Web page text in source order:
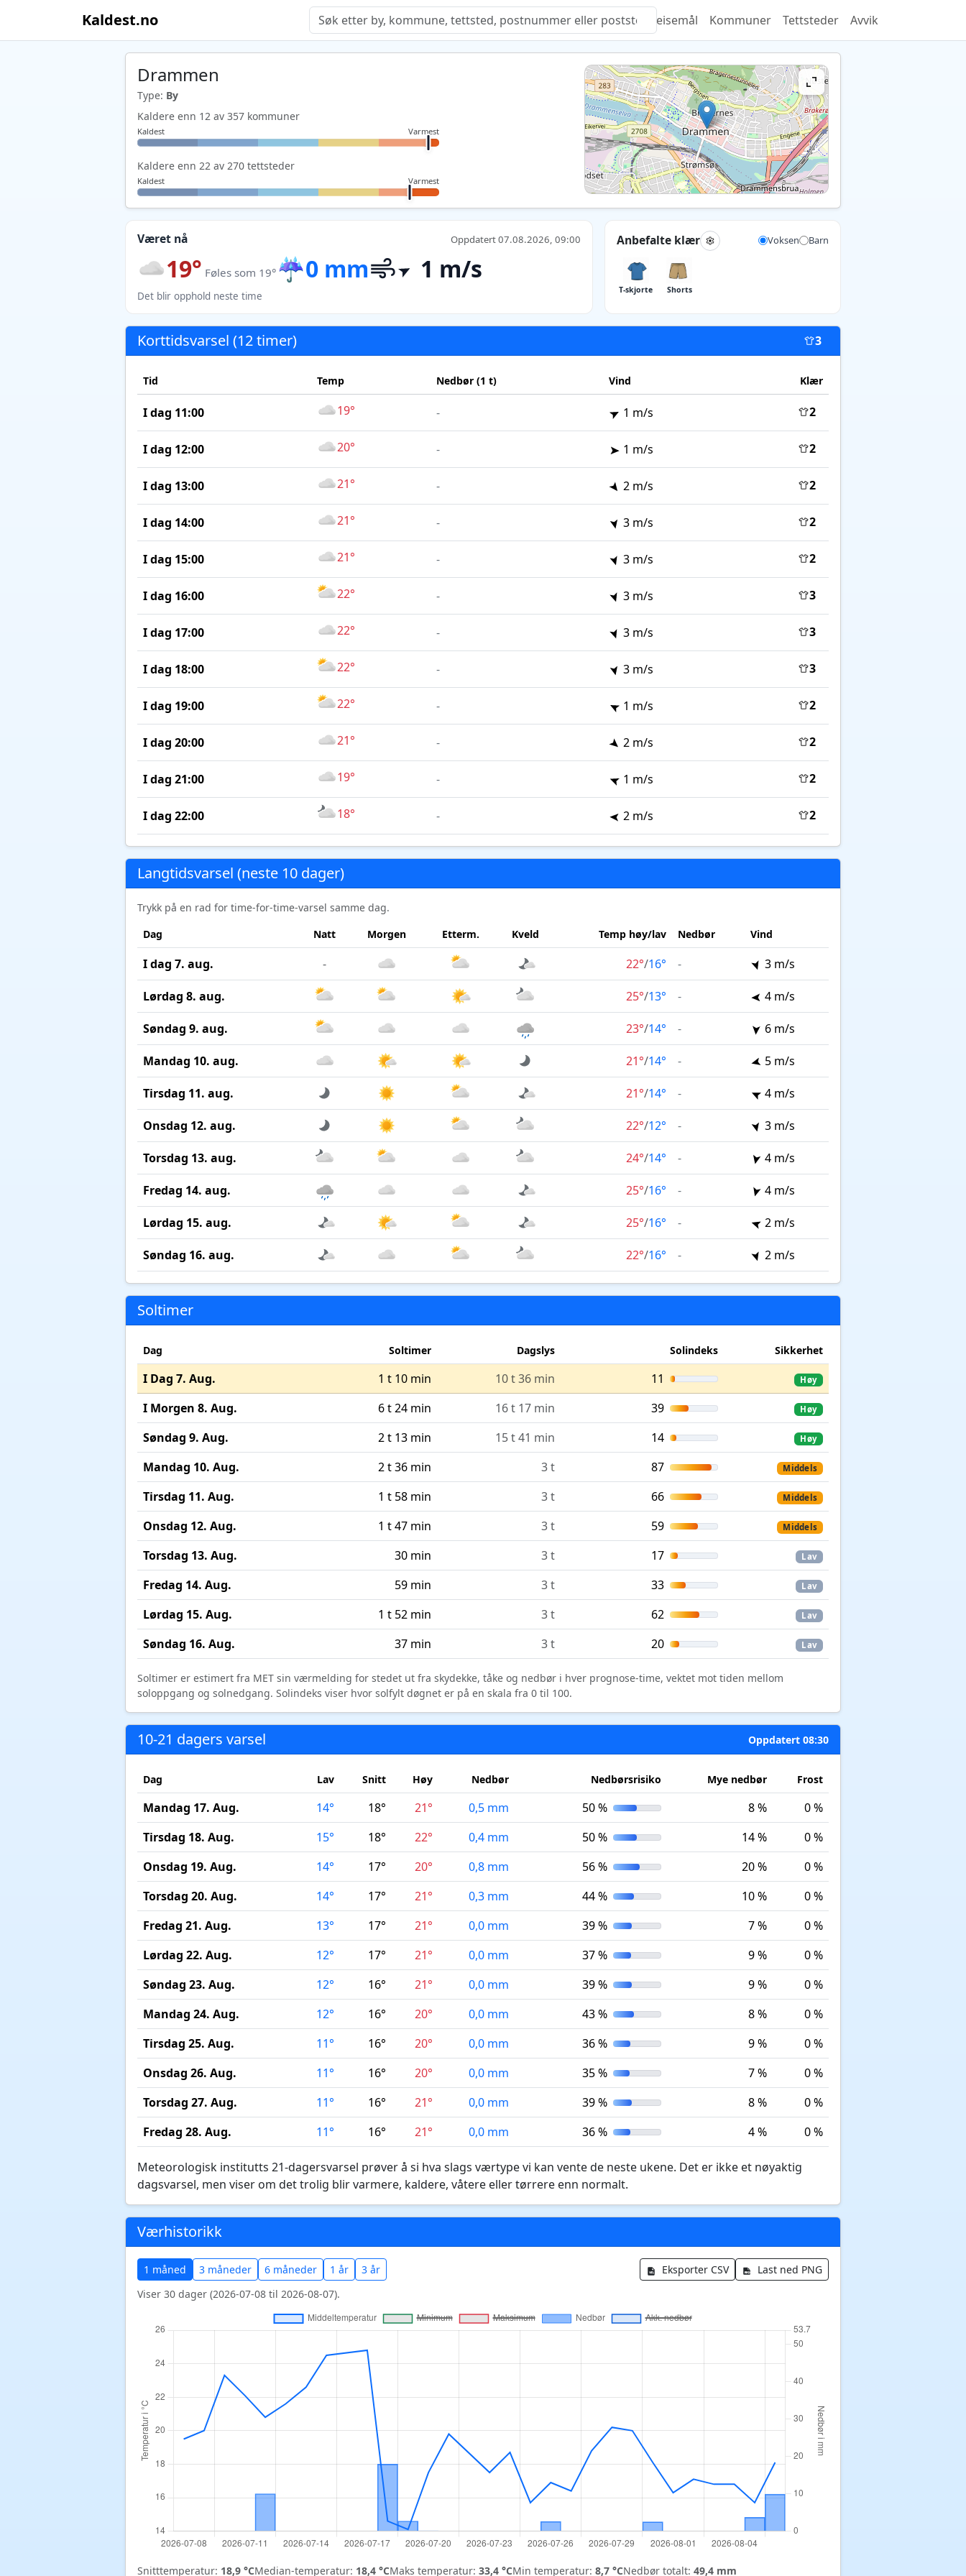
Kaldest.no Quiz Reisemål Kommuner Tettsteder Avvik
Drammen
Type: By
Kaldere enn 12 av 357 kommuner
Kaldest Varmest
Kaldere enn 22 av 270 tettsteder
Kaldest Varmest
Været nå Oppdatert 07.08.2026, 09:00
19° Føles som 19° ☔0 mm 1 m/s
Det blir opphold neste time
Anbefalte klær Voksen Barn
T-skjorte Shorts
Korttidsvarsel (12 timer) 3
Tid Temp Nedbør (1 t) Vind Klær
I dag 11:00 19° - 1 m/s 2
I dag 12:00 20° - 1 m/s 2
I dag 13:00 21° - 2 m/s 2
I dag 14:00 21° - 3 m/s 2
I dag 15:00 21° - 3 m/s 2
I dag 16:00 22° - 3 m/s 3
I dag 17:00 22° - 3 m/s 3
I dag 18:00 22° - 3 m/s 3
I dag 19:00 22° - 1 m/s 2
I dag 20:00 21° - 2 m/s 2
I dag 21:00 19° - 1 m/s 2
I dag 22:00 18° - 2 m/s 2
Langtidsvarsel (neste 10 dager)
Trykk på en rad for time-for-time-varsel samme dag.
Dag
Natt Morgen Etterm. Kveld Temp høy/lav Nedbør Vind
I dag 7. aug. - 22°/16° - 3 m/s
Lørdag 8. aug. 25°/13° - 4 m/s
Søndag 9. aug. 23°/14° - 6 m/s
Mandag 10. aug. 21°/14° - 5 m/s
Tirsdag 11. aug. 21°/14° - 4 m/s
Onsdag 12. aug. 22°/12° - 3 m/s
Torsdag 13. aug. 24°/14° - 4 m/s
Fredag 14. aug. 25°/16° - 4 m/s
Lørdag 15. aug. 25°/16° - 2 m/s
Søndag 16. aug. 22°/16° - 2 m/s
Soltimer
Dag Soltimer Dagslys Solindeks Sikkerhet
I Dag 7. Aug. 1 t 10 min 10 t 36 min 11 Høy
I Morgen 8. Aug. 6 t 24 min 16 t 17 min 39 Høy
Søndag 9. Aug. 2 t 13 min 15 t 41 min 14 Høy
Mandag 10. Aug. 2 t 36 min 3 t 87 Middels
Tirsdag 11. Aug. 1 t 58 min 3 t 66 Middels
Onsdag 12. Aug. 1 t 47 min 3 t 59 Middels
Torsdag 13. Aug. 30 min 3 t 17 Lav
Fredag 14. Aug. 59 min 3 t 33 Lav
Lørdag 15. Aug. 1 t 52 min 3 t 62 Lav
Søndag 16. Aug. 37 min 3 t 20 Lav
Soltimer er estimert fra MET sin værmelding for stedet ut fra skydekke, tåke og nedbør i hver prognose-time, vektet mot tiden mellom
soloppgang og solnedgang. Solindeks viser hvor solfylt døgnet er på en skala fra 0 til 100.
10-21 dagers varsel Oppdatert 08:30
Dag Lav Snitt Høy Nedbør Nedbørsrisiko Mye nedbør Frost
Mandag 17. Aug. 14° 18° 21° 0,5 mm 50 % 8 %
0 %
Tirsdag 18. Aug.
15° 18° 22° 0,4 mm 50 % 14 %
0 %
Onsdag 19. Aug.
14° 17° 20° 0,8 mm 56 % 20 %
0 %
Torsdag 20. Aug.
14° 17° 21° 0,3 mm 44 % 10 %
0 %
Fredag 21. Aug.
13° 17° 21° 0,0 mm 39 % 7 %
0 %
Lørdag 22. Aug.
12° 17° 21° 0,0 mm 37 % 9 %
0 %
Søndag 23. Aug.
12° 16° 21° 0,0 mm 39 % 9 %
0 %
Mandag 24. Aug.
12° 16° 20° 0,0 mm 43 % 8 %
0 %
Tirsdag 25. Aug.
11° 16° 20° 0,0 mm 36 % 9 %
0 %
Onsdag 26. Aug.
11° 16° 20° 0,0 mm 35 % 7 %
0 %
Torsdag 27. Aug.
11° 16° 21° 0,0 mm 39 % 8 %
0 %
Fredag 28. Aug.
11° 16° 21° 0,0 mm 36 % 4 % 0 %
Meteorologisk institutts 21-dagersvarsel prøver å si hva slags værtype vi kan vente de neste ukene. Det er ikke et nøyaktig
dagsvarsel, men viser om det trolig blir varmere, kaldere, våtere eller tørrere enn normalt.
Værhistorikk
1 måned 3 måneder 6 måneder 1 år 3 år Eksporter CSV
Last ned PNG
Viser 30 dager (2026-07-08 til 2026-08-07).
Snitttemperatur: 18,9 °CMedian-temperatur: 18,4 °CMaks temperatur: 33,4 °CMin temperatur: 8,7 °CNedbør totalt: 49,4 mm